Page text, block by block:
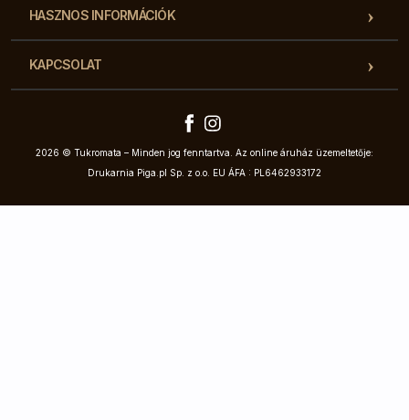
HASZNOS INFORMÁCIÓK
KAPCSOLAT
2026 © Tukromata – Minden jog fenntartva. Az online áruház üzemeltetője:
Drukarnia Piga.pl Sp. z o.o. EU ÁFA : PL6462933172